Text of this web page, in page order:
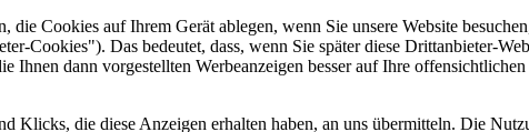
Cookies auf Ihrem Gerät ablegen, wenn Sie unsere Website
Cookies"). Das bedeutet, dass, wenn Sie später diese Drittanbieter-
dann vorgestellten Werbeanzeigen besser auf Ihre
Klicks, die diese Anzeigen erhalten haben, an uns übermitteln. Die